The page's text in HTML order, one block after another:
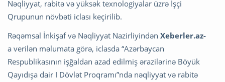
Nəqliyyat, rabitə və yüksək texnologiyalar üzrə İşçi
Qrupunun növbəti iclası keçirilib.
Rəqəmsal İnkişaf və Nəqliyyat Nazirliyindən Xeberler.az-
a verilən məlumata görə, iclasda “Azərbaycan
Respublikasının işğaldan azad edilmiş ərazilərinə Böyük
Qayıdışa dair I Dövlət Proqramı”nda nəqliyyat və rabitə